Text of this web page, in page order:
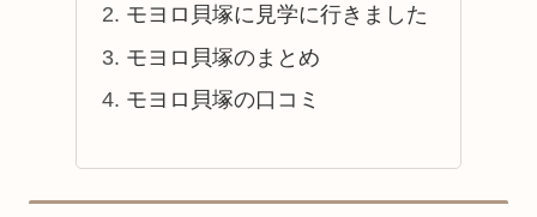
モヨロ貝塚に見学に行きました
モヨロ貝塚のまとめ
モヨロ貝塚の口コミ